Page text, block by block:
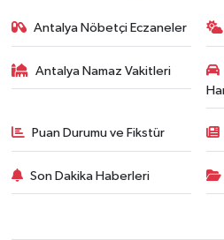
Antalya Nöbetçi Eczaneler
Antalya Namaz Vakitleri
Puan Durumu ve Fikstür
Son Dakika Haberleri